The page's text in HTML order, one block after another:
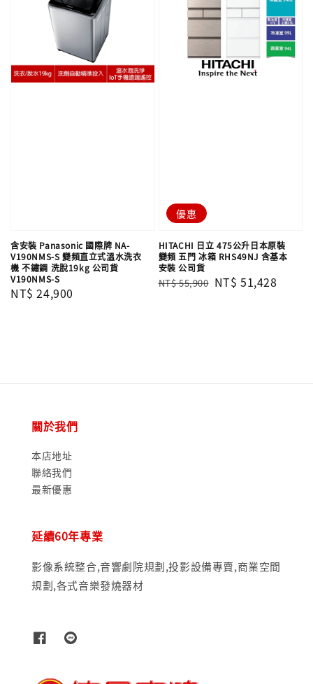
含安裝 Panasonic 國際牌 NA-
V190NMS-S 變頻直立式溫水洗衣
機 不鏽鋼 洗脫19kg 公司貨
V190NMS-S
Regular
NT$ 24,900
優惠
HITACHI 日立 475公升日本原裝
變頻 五門 冰箱 RHS49NJ 含基本
安裝 公司貨
Regular
NT$ 55,900 Sale
NT$ 51,428
關於我們
本店地址
聯絡我們
最新優惠
延續60年專業
影像系統整合,音響劇院規劃,投影設備專賣,商業空間
規劃,各式音樂發燒器材